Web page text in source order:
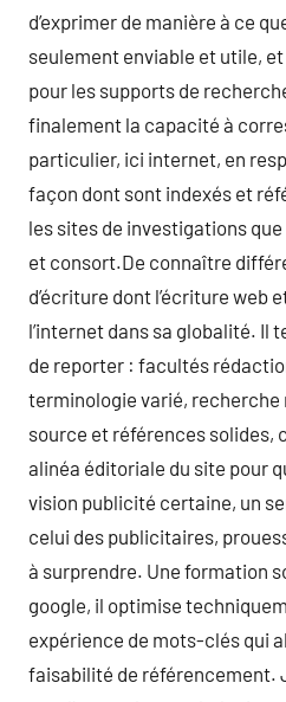
d’exprimer de manière à ce
seulement enviable et utile,
pour les supports de
finalement la capacité à
particulier, ici internet, en
façon dont sont indexés et
les sites de investigations
et consort.De connaître
d’écriture dont l’écriture web
l’internet dans sa globalité. Il
de reporter : facultés
terminologie varié,
source et références solides,
alinéa éditoriale du site pour
vision publicité certaine, un
celui des publicitaires,
à surprendre. Une formation
google, il optimise
expérience de mots-clés qui
faisabilité de référencement.